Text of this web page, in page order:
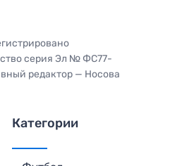
серия Эл № ФС77-
редактор — Носова
Категории